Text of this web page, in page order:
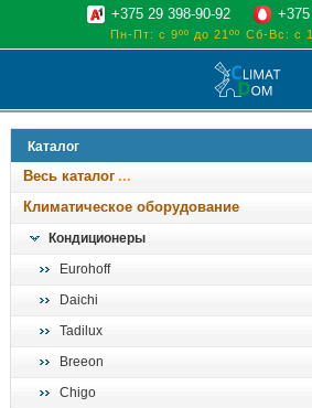
климат
отопительные
водоснабжение
+375 29 398-90-92
Пн-Пт: с 9ºº до 21ºº Сб-Вс: с
Каталог
Весь каталог
Климатическое оборудование
Кондиционеры
Eurohoff
Daichi
Tadilux
Breeon
Chigo